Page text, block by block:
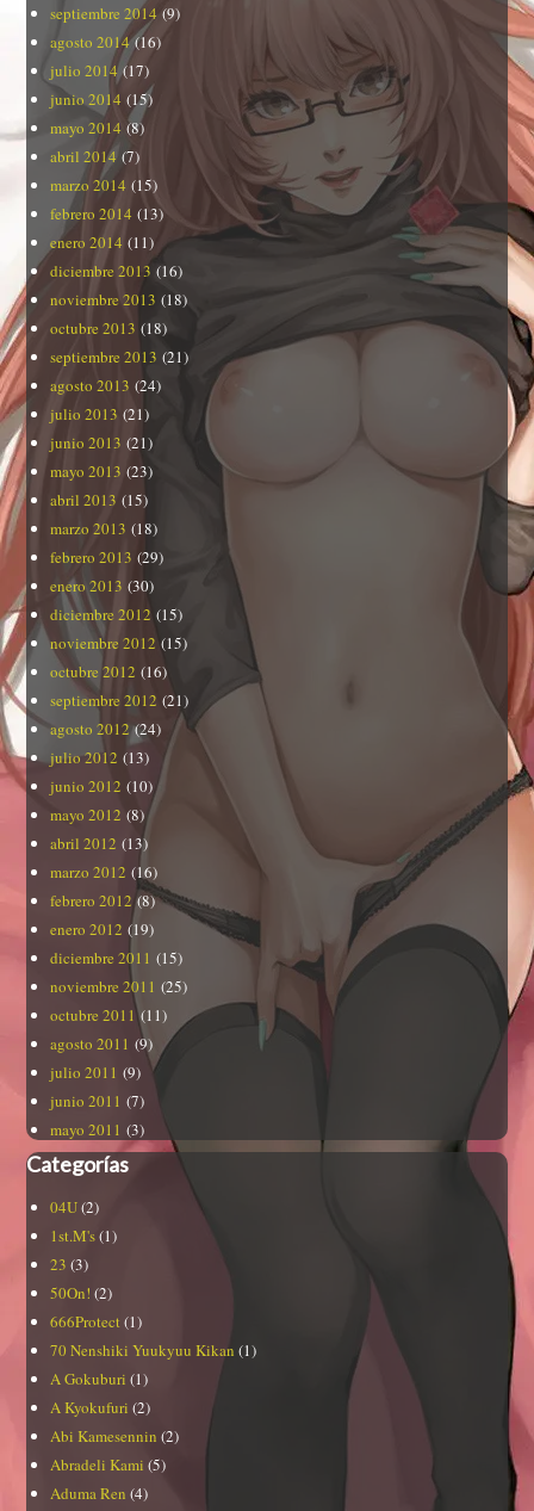
septiembre 2014 (9)
agosto 2014(16)
julio 2014(17)
junio 2014 (15)
mayo 2014 (8)
abril 2014 (7)
marzo 2014 (15)
febrero 2014 (13)
enero 2014 (11)
diciembre 2013 (16)
noviembre 2013 (18)
octubre 2013 (18)
septiembre 2013 (21)
agosto 2013 (24)
julio 2013 (21)
junio 2013 (21)
mayo 2013 (23)
abril 2013 (15)
marzo 2013 (18)
febrero 2013 (29)
enero 2013 (30)
diciembre 2012 (15)
noviembre 2012(15)
octubre 2012 (16)
septiembre 2012 (21)
agosto 2012(24)
julio 2012 (13)
junio 2012 (10)
mayo 2012 (8)
abril 2012 (13)
marzo 2012 (16)
febrero 2012 (8)
enero 2012 (19)
diciembre 2011 (15)
noviembre 2011 (25)
octubre 2011(11)
agosto 2011 (9)
julio 2011 (9)
junio 2011 (7)
mayo 2011 (3)
Categorías
04U(2)
1st.M's(1)
23 (3)
50On! (2)
666Protect (1)
70 Nenshiki Yuukyuu Kikan (1)
A Gokuburi (1)
A Kyokufuri (2)
Abi Kamesennin (2)
Abradeli Kami (5)
Aduma Ren (4)